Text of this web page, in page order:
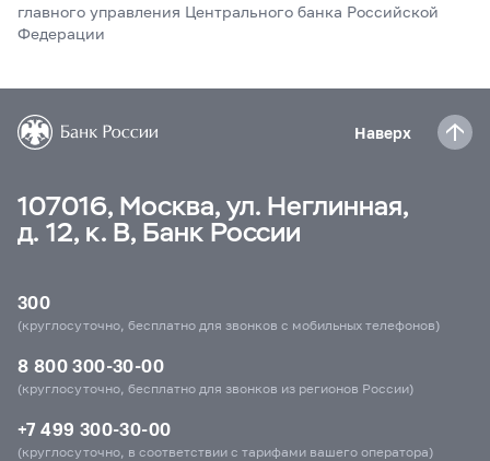
главного управления Центрального банка Российской
Федерации
Наверх
107016, Москва, ул. Неглинная,
д. 12, к. В, Банк России
300
(круглосуточно, бесплатно для звонков с мобильных телефонов)
8 800 300-30-00
(круглосуточно, бесплатно для звонков из регионов России)
+7 499 300-30-00
(круглосуточно, в соответствии с тарифами вашего оператора)